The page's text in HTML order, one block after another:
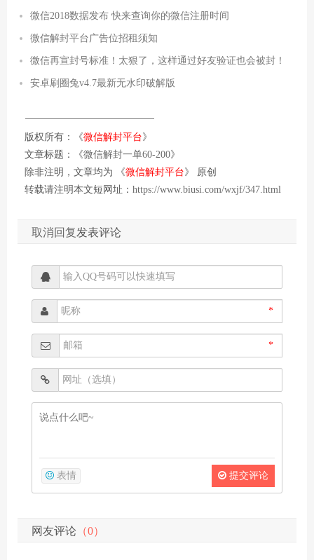
微信2018数据发布 快来查询你的微信注册时间
微信解封平台广告位招租须知
微信再宣封号标准！太狠了，这样通过好友验证也会被封！
安卓刷圈兔v4.7最新无水印破解版
版权所有：《微信解封平台》
文章标题：《微信解封一单60-200》
除非注明，文章均为 《微信解封平台》 原创
转载请注明本文短网址： https://www.biusi.com/wxjf/347.html
取消回复发表评论
*
*
表情 提交评论
网友评论 （0）